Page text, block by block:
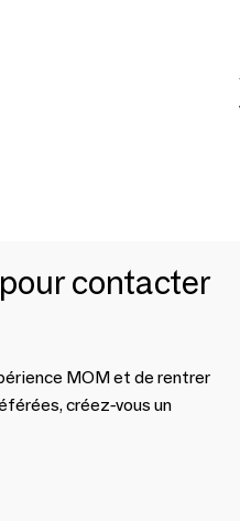
contacter
MOM et de rentrer
créez-vous un